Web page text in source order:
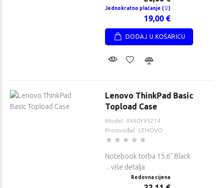
Jednokratno plaćanje ( )
19,00 €
DODAJ U KOŠARICU
Lenovo ThinkPad Basic
Topload Case
Model: 4X40Y95214
Proizvođač: LENOVO
Notebook torba 15.6" Black
... više detalja
Redovna cijena
€
plaćanje
Lenovo V15 G5
IRL
630,53 €
567,37 €
plaćanje (
)
539,00 €